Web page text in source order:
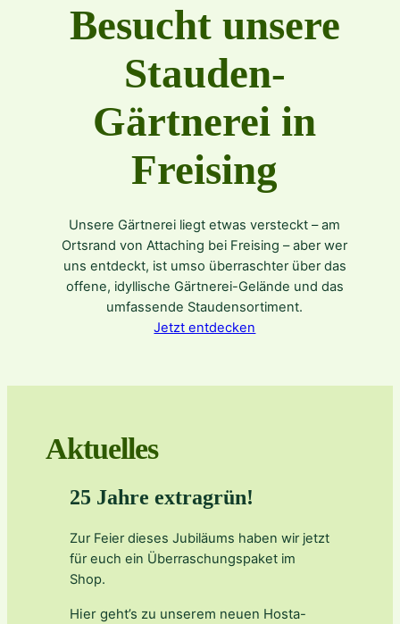
Besucht unsere
Stauden-
Gärtnerei in
Freising
Unsere Gärtnerei liegt etwas versteckt – am
Ortsrand von Attaching bei Freising – aber wer
uns entdeckt, ist umso überraschter über das
offene, idyllische Gärtnerei-Gelände und das
umfassende Staudensortiment.
Jetzt entdecken
Aktuelles
25 Jahre extragrün!
Zur Feier dieses Jubiläums haben wir jetzt
für euch ein Überraschungspaket im
Shop.
Hier geht’s zu unserem neuen Hosta-